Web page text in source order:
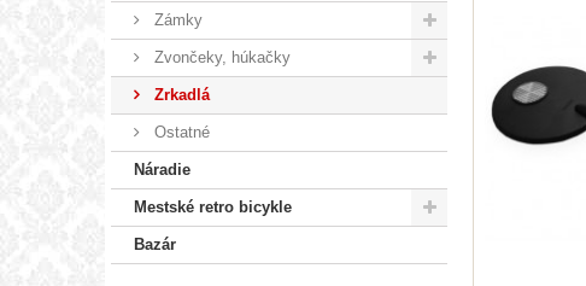
Zámky
Zvončeky, húkačky
Zrkadlá
Ostatné
Náradie
Mestské retro bicykle
Bazár